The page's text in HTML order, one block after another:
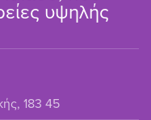
υψηλής
183 45